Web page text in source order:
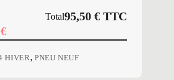
Total95,50€ TTC
€
HIVER, PNEU NEUF